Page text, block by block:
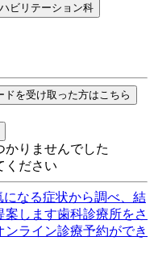
ビリテーション科
を受け取った方はこちら
かりませんでした
ください
になる症状から調べ、結
案します歯科診療所をさ
ライン診療予約ができ